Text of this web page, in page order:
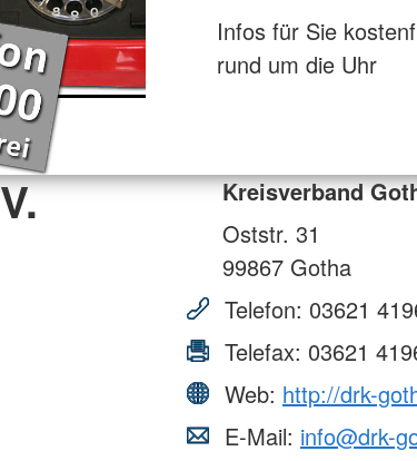
Infos für Sie
rund um die Uhr
Kreisverband
Oststr. 31
99867 Gotha
Telefon: 03621
Telefax: 03621
Web: http://drk-
E-Mail: info@drk-